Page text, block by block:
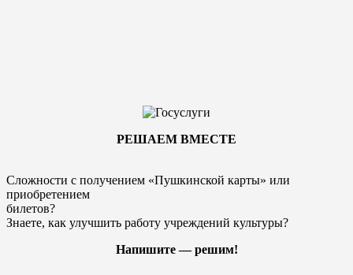
РЕШАЕМ ВМЕСТЕ
Сложности с получением «Пушкинской карты» или
приобретением
билетов?
Знаете, как улучшить работу учреждений культуры?
Напишите — решим!